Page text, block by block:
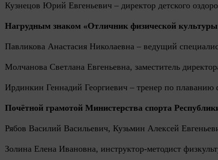
Кузнецов Юрий Евгеньевич – директор детского
Нагрудным знаком «Отличник физической
Павликова Анастасия Николаевна – ведущий
Молчанова Светлана Евгеньевна, заместитель
Ирдинкин Геннадий Георгиевич – тренер по
Почётной грамотой Министерства спорта
Рябов Василий Васильевич, Кузьмин Алексей
Золина Елена Ивановна, инструктор-методист